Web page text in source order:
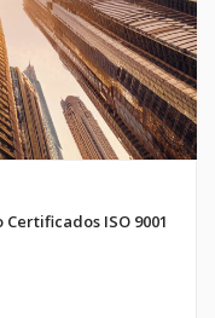
ISO 9001